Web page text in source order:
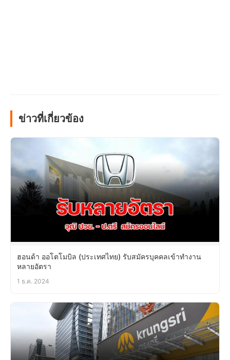
ข่าวที่เกี่ยวข้อง
ฮอนด้า ออโตโมบิล (ประเทศไทย) รับสมัครบุคคลเข้าทำงาน
หลายอัตรา
1 ธ.ค. 2024